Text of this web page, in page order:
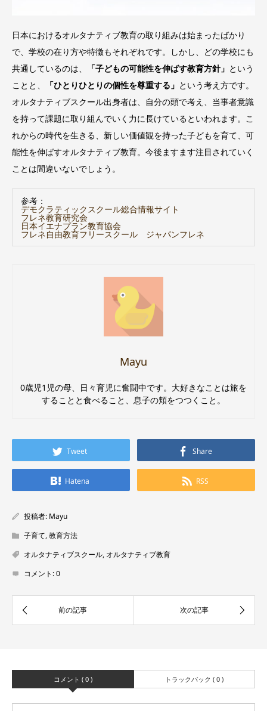
日本におけるオルタナティブ教育の取り組みは始まったばかり
で、学校の在り方や特徴もそれぞれです。しかし、どの学校にも
共通しているのは、
「子どもの可能性を伸ばす教育方針」 という
ことと、
「ひとりひとりの個性を尊重する」 という考え方です。
オルタナティブスクール出身者は、自分の頭で考え、当事者意識
を持って課題に取り組んでいく力に長けているといわれます。こ
れからの時代を生きる、新しい価値観を持った子どもを育て、可
能性を伸ばすオルタナティブ教育。今後ますます注目されていく
ことは間違いないでしょう。
参考：
デモクラティックスクール総合情報サイト
フレネ教育研究会
日本イエナプラン教育協会
フレネ自由教育フリースクール ジャパンフレネ
Mayu
0歳児1児の母、日々育児に奮闘中です。大好きなことは旅を
することと食べること、息子の頬をつつくこと。
Tweet Share
Hatena RSS
投稿者: Mayu
子育て,教育方法
オルタナティブスクール, オルタナティブ教育
コメント:0
コメント ( 0 ) トラックバック ( 0 )